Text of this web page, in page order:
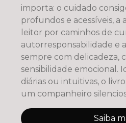
importa: o cuidado
profundos e acessíveis, a
leitor por caminhos de
autorresponsabilidade e
sempre com delicadeza,
sensibilidade emocional.
diárias ou intuitivas, o
um companheiro
Saiba